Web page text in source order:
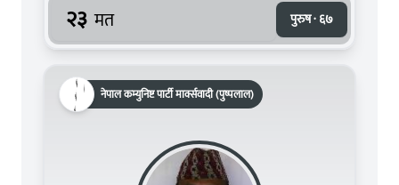
२३ मत पुरुष · ६७
नेपाल कम्युनिष्ट पार्टी मार्क्सवादी (पुष्पलाल)